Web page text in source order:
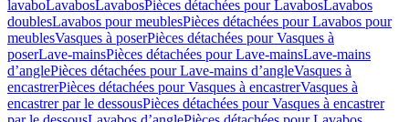
lavaboLavabosLavabosPièces détachées pour LavabosLavabos
doublesLavabos pour meublesPièces détachées pour Lavabos pour
meublesVasques à poserPièces détachées pour Vasques à
poserLave-mainsPièces détachées pour Lave-mainsLave-mains
d’anglePièces détachées pour Lave-mains d’angleVasques à
encastrerPièces détachées pour Vasques à encastrerVasques à
encastrer par le dessousPièces détachées pour Vasques à encastrer